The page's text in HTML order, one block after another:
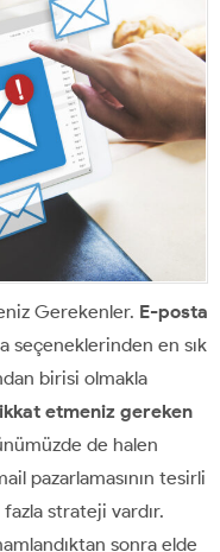
Gerekenler. E-posta
seçeneklerinden en sık
birisi olmakla
etmeniz gereken
de halen
pazarlamasının tesirli
strateji vardır.
sonra elde